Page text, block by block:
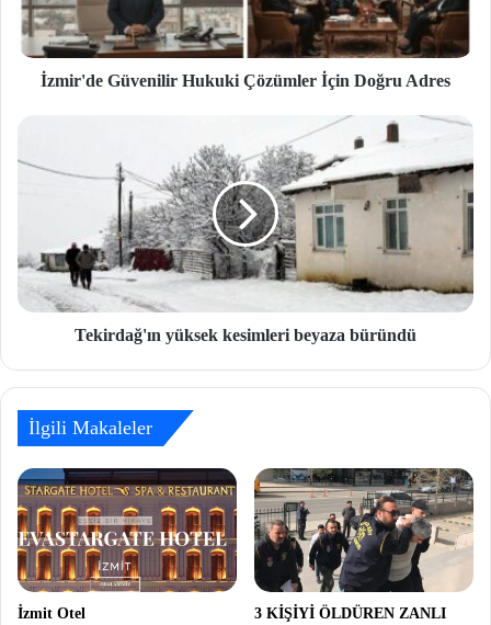
İzmir'de Güvenilir Hukuki Çözümler İçin Doğru Adres
Tekirdağ'ın yüksek kesimleri beyaza büründü
İlgili Makaleler
İzmit Otel
3 KİŞİYİ ÖLDÜREN ZANLI